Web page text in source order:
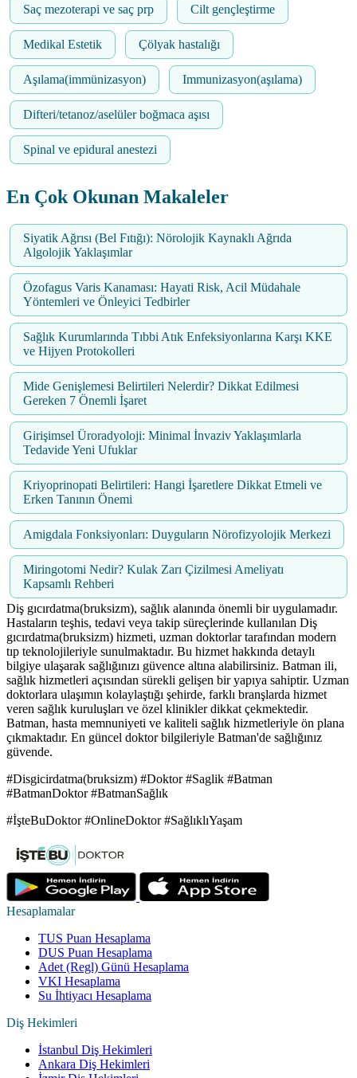
Saç mezoterapi ve saç prp Cilt gençleştirme
Medikal Estetik Çölyak hastalığı
Aşılama(immünizasyon) Immunizasyon(aşılama)
Difteri/tetanoz/aselüler boğmaca aşısı
Spinal ve epidural anestezi
En Çok Okunan Makaleler
Siyatik Ağrısı (Bel Fıtığı): Nörolojik Kaynaklı Ağrıda
Algolojik Yaklaşımlar
Özofagus Varis Kanaması: Hayati Risk, Acil Müdahale
Yöntemleri ve Önleyici Tedbirler
Sağlık Kurumlarında Tıbbi Atık Enfeksiyonlarına Karşı KKE
ve Hijyen Protokolleri
Mide Genişlemesi Belirtileri Nelerdir? Dikkat Edilmesi
Gereken 7 Önemli İşaret
Girişimsel Üroradyoloji: Minimal İnvaziv Yaklaşımlarla
Tedavide Yeni Ufuklar
Kriyoprinopati Belirtileri: Hangi İşaretlere Dikkat Etmeli ve
Erken Tanının Önemi
Amigdala Fonksiyonları: Duyguların Nörofizyolojik Merkezi
Miringotomi Nedir? Kulak Zarı Çizilmesi Ameliyatı
Kapsamlı Rehberi
Diş gıcırdatma(bruksizm), sağlık alanında önemli bir uygulamadır.
Hastaların teşhis, tedavi veya takip süreçlerinde kullanılan Diş
gıcırdatma(bruksizm) hizmeti, uzman doktorlar tarafından modern
tıp teknolojileriyle sunulmaktadır. Bu hizmet hakkında detaylı
bilgiye ulaşarak sağlığınızı güvence altına alabilirsiniz. Batman ili,
sağlık hizmetleri açısından sürekli gelişen bir yapıya sahiptir. Uzman
doktorlara ulaşımın kolaylaştığı şehirde, farklı branşlarda hizmet
veren sağlık kuruluşları ve özel klinikler dikkat çekmektedir.
Batman, hasta memnuniyeti ve kaliteli sağlık hizmetleriyle ön plana
çıkmaktadır. En güncel doktor bilgileriyle Batman'de sağlığınız
güvende.
#Disgicirdatma(bruksizm) #Doktor #Saglik #Batman
#BatmanDoktor #BatmanSağlık
#İşteBuDoktor #OnlineDoktor #SağlıklıYaşam
Hesaplamalar
TUS Puan Hesaplama
DUS Puan Hesaplama
Adet (Regl) Günü Hesaplama
VKI Hesaplama
Su İhtiyacı Hesaplama
Diş Hekimleri
İstanbul Diş Hekimleri
Ankara Diş Hekimleri